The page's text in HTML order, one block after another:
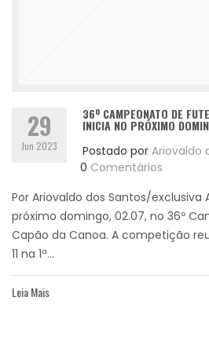
29
Jun 2023
36º CAMPEONATO DE
INICIA NO PRÓXIMO
Postado por Ariovaldo
0 Comentários
Por Ariovaldo dos Santos/exclusiva
próximo domingo, 02.07, no 36º
Capão da Canoa. A competição
11 na 1ª...
Leia Mais